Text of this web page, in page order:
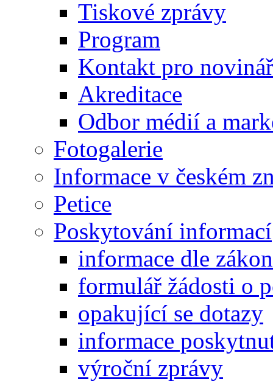
Tiskové zprávy
Program
Kontakt pro
Akreditace
Odbor médií a
Fotogalerie
Informace v českém
Petice
Poskytování informací
informace dle
formulář žádosti o
opakující se dotazy
informace
výroční zprávy